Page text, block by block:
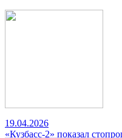
19.04.2026
«Кузбасс-2» показал